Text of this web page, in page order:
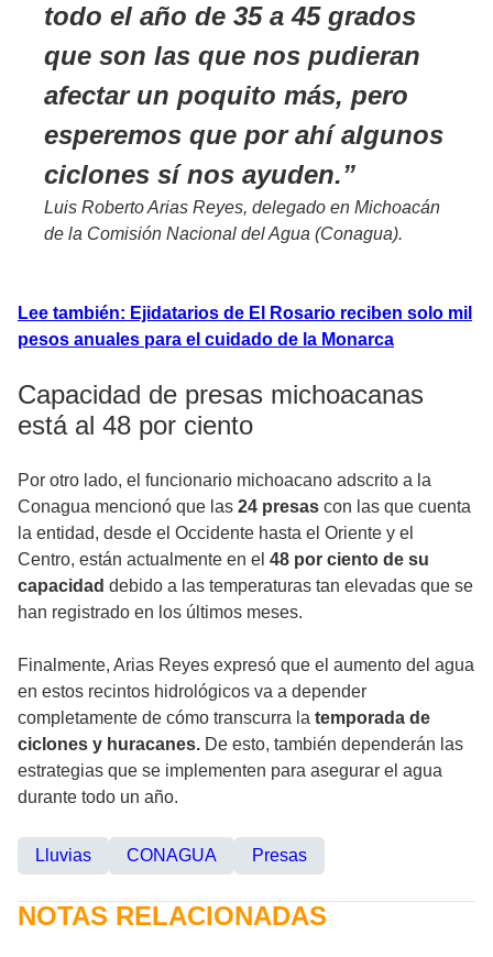
todo el año de 35 a 45 grados
que son las que nos pudieran
afectar un poquito más, pero
esperemos que por ahí algunos
ciclones sí nos ayuden.
Luis Roberto Arias Reyes, delegado en Michoacán
de la Comisión Nacional del Agua (Conagua).
Lee también: Ejidatarios de El Rosario reciben solo mil
pesos anuales para el cuidado de la Monarca
Capacidad de presas michoacanas
está al 48 por ciento
Por otro lado, el funcionario michoacano adscrito a la
Conagua mencionó que las 24 presas con las que cuenta
la entidad, desde el Occidente hasta el Oriente y el
Centro, están actualmente en el 48 por ciento de su
capacidad debido a las temperaturas tan elevadas que se
han registrado en los últimos meses.
Finalmente, Arias Reyes expresó que el aumento del agua
en estos recintos hidrológicos va a depender
completamente de cómo transcurra la temporada de
ciclones y huracanes. De esto, también dependerán las
estrategias que se implementen para asegurar el agua
durante todo un año.
Lluvias CONAGUA Presas
NOTAS RELACIONADAS